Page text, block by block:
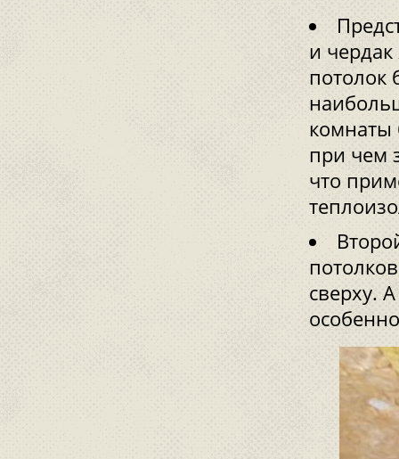
и
потолок
комнаты
при чем
что
сверху.